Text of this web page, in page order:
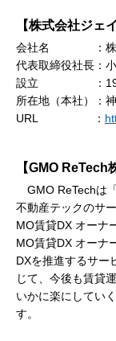
【株式会社ジェ
会社名 ：株式会
代表取締役社長：
設立 ：1999
所在地（本社）：
URL ：
【GMO ReTech
GMO ReTechは
不動産テックのサ
MO賃貸DX オーナ
MO賃貸DX オーナ
DXを推進するサー
じて、今後も賃貸
いかに楽にしてい
す。